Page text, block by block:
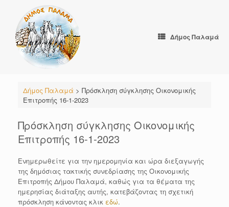
content
Δήμος Παλαμά
Δήμος Παλαμά > Πρόσκληση σύγκλησης Οικονομικής
Επιτροπής 16-1-2023
Πρόσκληση σύγκλησης Οικονομικής
Επιτροπής 16-1-2023
Ενημερωθείτε για την ημερομηνία και ώρα διεξαγωγής
της δημόσιας τακτικής συνεδρίασης της Οικονομικής
Επιτροπής Δήμου Παλαμά, καθώς για τα θέματα της
ημερησίας διάταξης αυτής, κατεβάζοντας τη σχετική
πρόσκληση κάνοντας κλικ εδώ.